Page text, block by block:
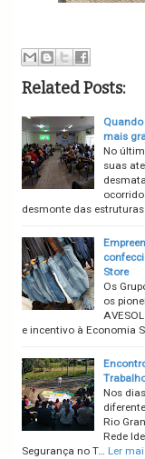
Related Posts:
mais
No
suas
desmonte das
Store
Os
os
e incentivo à Economia
Nos
Rio
Rede
Segurança no T… Ler